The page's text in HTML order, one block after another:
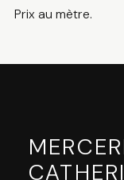
Prix au mètre.